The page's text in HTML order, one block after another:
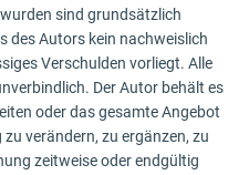
sind grundsätzlich
des Autors kein nachweislich
Verschulden vorliegt. Alle
Der Autor behält es
oder das gesamte Angebot
verändern, zu ergänzen, zu
zeitweise oder endgültig